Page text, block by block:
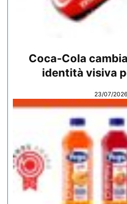
Coca-Cola
identità visiva
23/07/2026